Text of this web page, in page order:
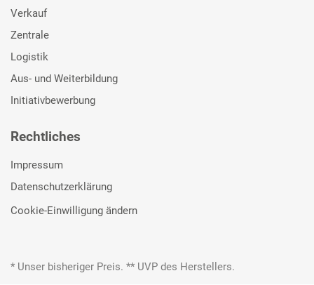
Verkauf
Zentrale
Logistik
Aus- und Weiterbildung
Initiativbewerbung
Rechtliches
Impressum
Datenschutzerklärung
Cookie-Einwilligung ändern
* Unser bisheriger Preis. ** UVP des Herstellers.